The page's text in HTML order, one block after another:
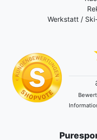
Werkstatt /